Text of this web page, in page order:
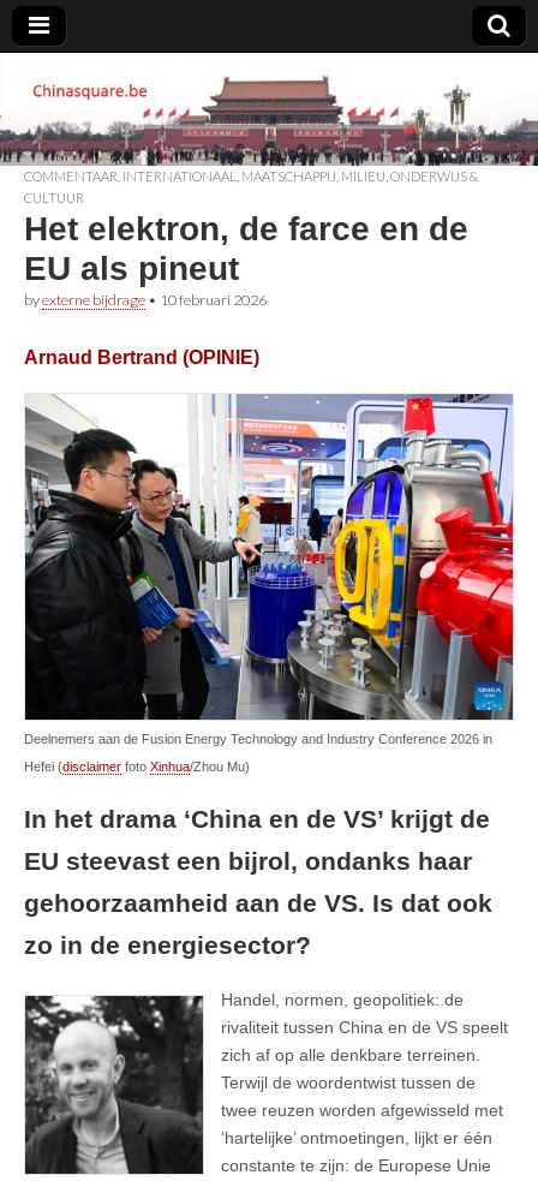
Chinasquare.be
COMMENTAAR INTERNATIONAAL MAATSCHAPPIJ MILIEU ONDERWIJS &
CULTUUR
Het elektron, de farce en de
EU als pineut
byexterne bijdrage • 10 februari 2026
Arnaud Bertrand (OPINIE)
Deelnemers aan de Fusion Energy Technology and Industry Conference 2026 in
Hefei (disclaimer foto Xinhua/Zhou Mu)
In het drama ‘China en de VS’ krijgt de
EU steevast een bijrol, ondanks haar
gehoorzaamheid aan de VS. Is dat ook
zo in de energiesector?
Handel, normen, geopolitiek: de
rivaliteit tussen China en de VS speelt
zich af op alle denkbare terreinen.
Terwijl de woordentwist tussen de
twee reuzen worden afgewisseld met
‘hartelijke’ ontmoetingen, lijkt er één
constante te zijn: de Europese Unie